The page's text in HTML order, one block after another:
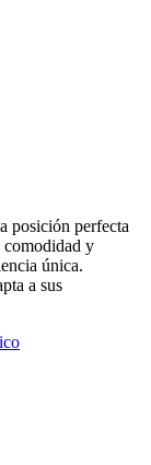
posición perfecta
comodidad y
única.
a sus